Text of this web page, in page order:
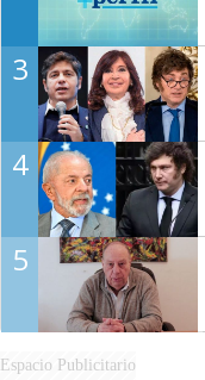
3
4
5
Espacio Publicitario